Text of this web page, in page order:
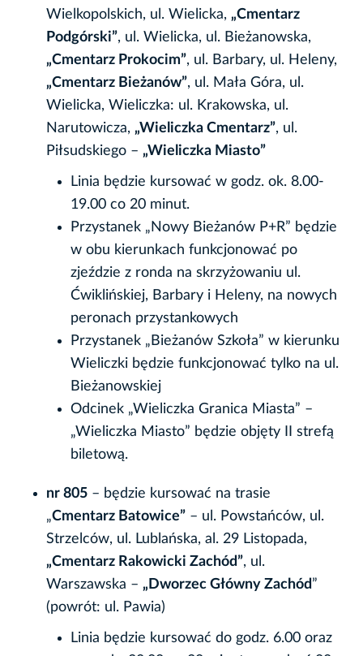
Wielkopolskich, ul. Wielicka, „Cmentarz
Podgórski”, ul. Wielicka, ul. Bieżanowska,
„Cmentarz Prokocim”, ul. Barbary, ul. Heleny,
„Cmentarz Bieżanów”, ul. Mała Góra, ul.
Wielicka, Wieliczka: ul. Krakowska, ul.
Narutowicza, „Wieliczka Cmentarz”, ul.
Piłsudskiego – „Wieliczka Miasto”
Linia będzie kursować w godz. ok. 8.00-
19.00 co 20 minut.
Przystanek „Nowy Bieżanów P+R” będzie
w obu kierunkach funkcjonować po
zjeździe z ronda na skrzyżowaniu ul.
Ćwiklińskiej, Barbary i Heleny, na nowych
peronach przystankowych
Przystanek „Bieżanów Szkoła” w kierunku
Wieliczki będzie funkcjonować tylko na ul.
Bieżanowskiej
Odcinek „Wieliczka Granica Miasta” –
„Wieliczka Miasto” będzie objęty II strefą
biletową.
nr 805 – będzie kursować na trasie
„Cmentarz Batowice” – ul. Powstańców, ul.
Strzelców, ul. Lublańska, al. 29 Listopada,
„Cmentarz Rakowicki Zachód”, ul.
Warszawska – „Dworzec Główny Zachód ”
(powrót: ul. Pawia)
Linia będzie kursować do godz. 6.00 oraz